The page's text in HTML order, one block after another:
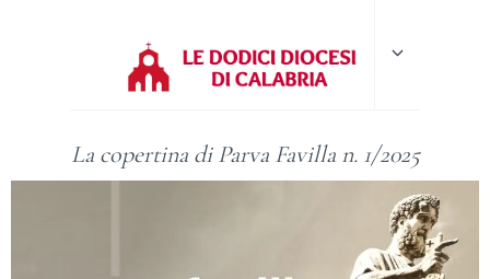
figlio
La copertina di Parva Favilla n. 1/2025